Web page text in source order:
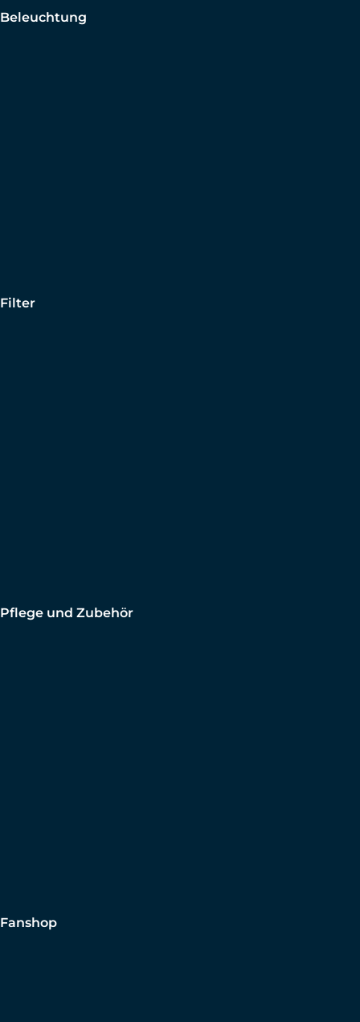
Beleuchtung
Filter
Pflege und Zubehör
Fanshop